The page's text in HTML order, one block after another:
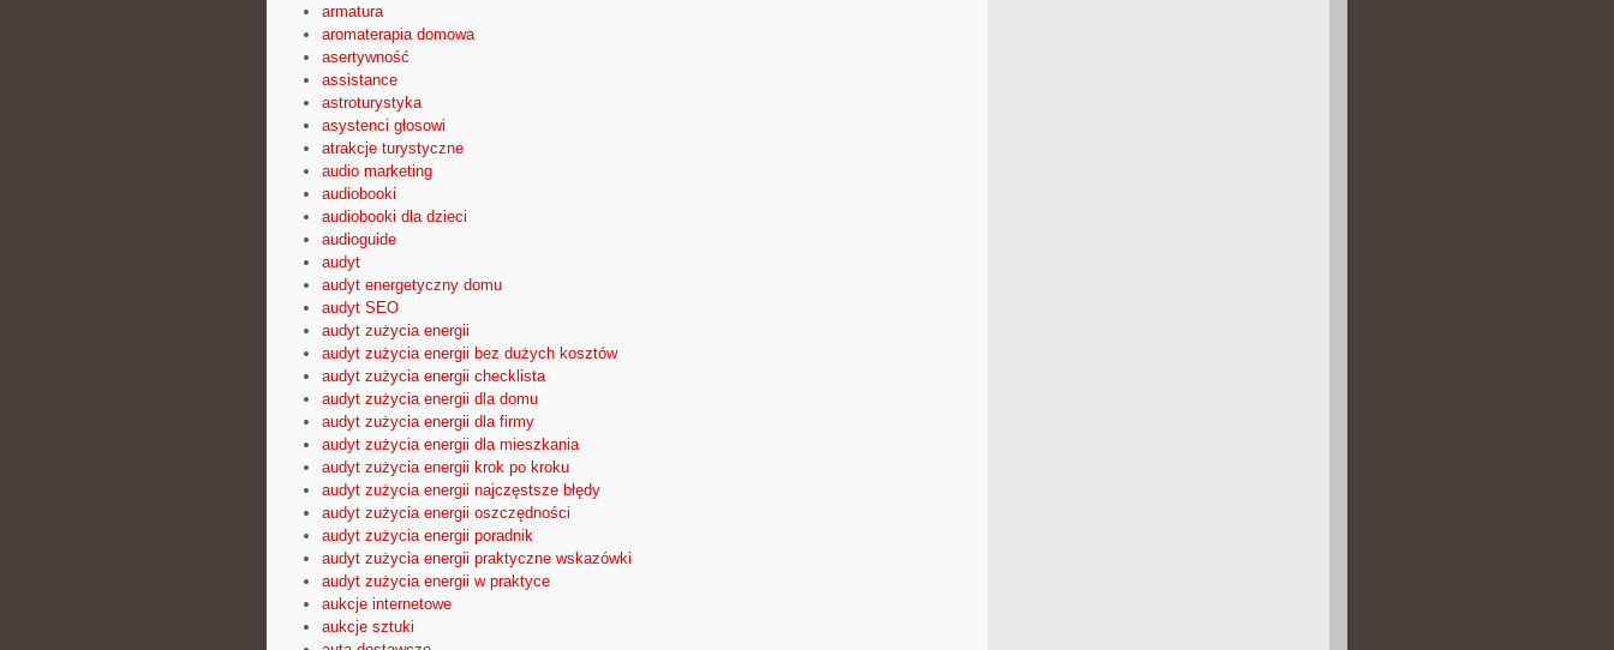
armatura
aromaterapia domowa
asertywność
assistance
astroturystyka
asystenci głosowi
atrakcje turystyczne
audio marketing
audiobooki
audiobooki dla dzieci
audioguide
audyt
audyt energetyczny domu
audyt SEO
audyt zużycia energii
audyt zużycia energii bez dużych kosztów
audyt zużycia energii checklista
audyt zużycia energii dla domu
audyt zużycia energii dla firmy
audyt zużycia energii dla mieszkania
audyt zużycia energii krok po kroku
audyt zużycia energii najczęstsze błędy
audyt zużycia energii oszczędności
audyt zużycia energii poradnik
audyt zużycia energii praktyczne wskazówki
audyt zużycia energii w praktyce
aukcje internetowe
aukcje sztuki